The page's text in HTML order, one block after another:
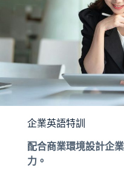
企業英語特訓
配合商業環境設計企
力。